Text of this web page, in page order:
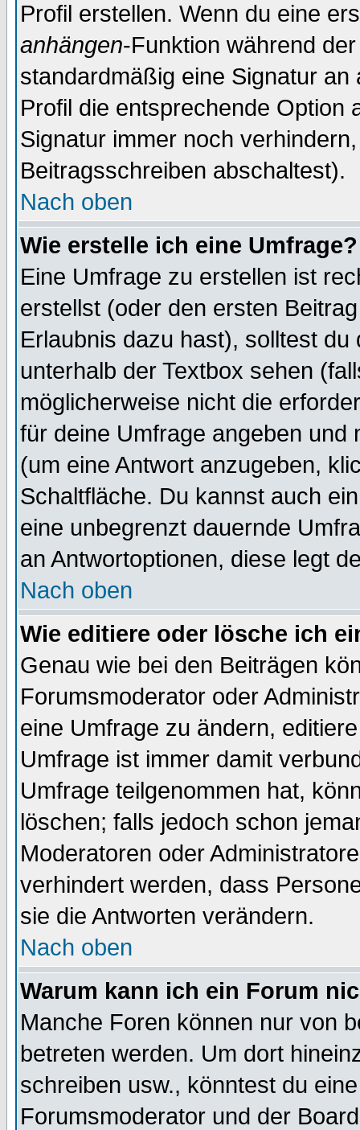
Profil erstellen. Wenn du eine
anhängen-Funktion während
standardmäßig eine Signatur
Profil die entsprechende Option
Signatur immer noch
Beitragsschreiben abschaltest).
Nach oben
Wie erstelle ich eine Umfrage?
Eine Umfrage zu erstellen ist
erstellst (oder den ersten
Erlaubnis dazu hast), solltest
unterhalb der Textbox sehen
möglicherweise nicht die
für deine Umfrage angeben und
(um eine Antwort anzugeben,
Schaltfläche. Du kannst auch
eine unbegrenzt dauernde
an Antwortoptionen, diese legt
Nach oben
Wie editiere oder lösche ich
Genau wie bei den Beiträgen
Forumsmoderator oder
eine Umfrage zu ändern,
Umfrage ist immer damit
Umfrage teilgenommen hat,
löschen; falls jedoch schon
Moderatoren oder
verhindert werden, dass
sie die Antworten verändern.
Nach oben
Warum kann ich ein Forum
Manche Foren können nur von
betreten werden. Um dort
schreiben usw., könntest du
Forumsmoderator und der